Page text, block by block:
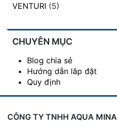
VENTURI (5)
CHUYÊN MỤC
Blog chia sẻ
Hướng dẫn lắp đặt
Quy định
CÔNG TY TNHH AQUA MINA